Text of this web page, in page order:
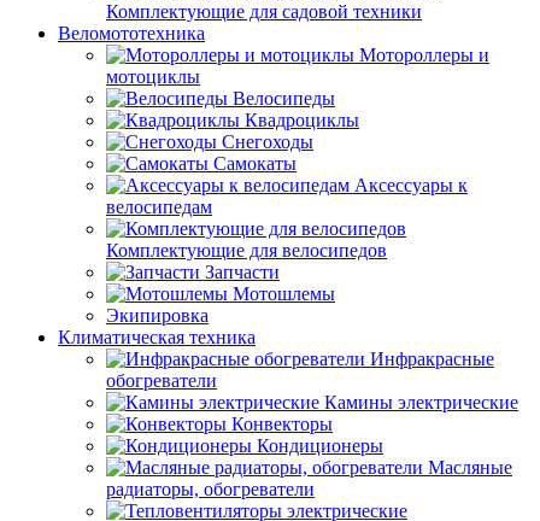
Комплектующие для садовой техники
Веломототехника
Мотороллеры и
мотоциклы
Велосипеды
Квадроциклы
Снегоходы
Самокаты
Аксессуары к
велосипедам
Комплектующие для велосипедов
Запчасти
Мотошлемы
Экипировка
Климатическая техника
Инфракрасные
обогреватели
Камины электрические
Конвекторы
Кондиционеры
Масляные
радиаторы, обогреватели